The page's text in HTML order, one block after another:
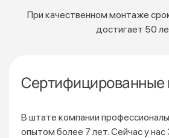
При качественном монтаже
достигает 50
Сертифицированные
В штате компании
опытом более 7 лет. Сейчас у